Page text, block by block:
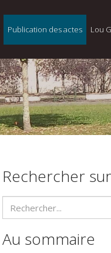
Publication des actes Lou
Rechercher
Au sommaire